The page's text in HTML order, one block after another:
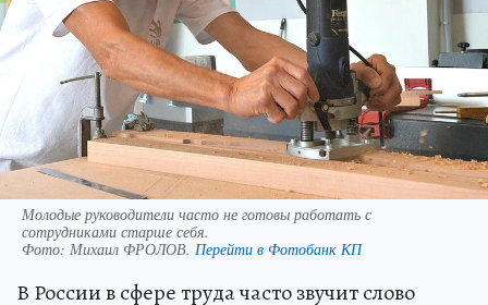
Молодые руководители часто не готовы работать с
сотрудниками старше себя.
Фото: Михаил ФРОЛОВ. Перейти в Фотобанк КП
В России в сфере труда часто звучит слово